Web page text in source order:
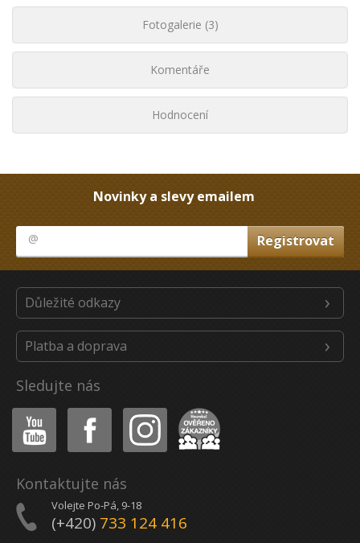
Fotogalerie (3)
Komentáře
Hodnocení
Novinky a slevy emailem
Důležité odkazy
Platba a doprava
Sledujte nás
Youtube Facebook Instagram Heureka
Kontaktujte nás
Volejte Po-Pá, 9-18
(+420) 733 124 416